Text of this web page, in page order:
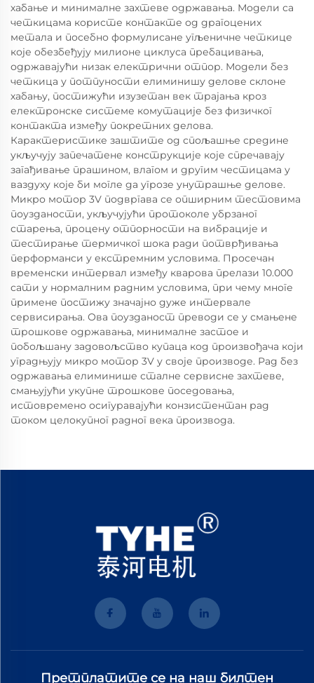
хабање и минималне захтеве одржавања. Модели са
четкицама користе контакте од драгоцених
метала и посебно формулисане угљеничне четкице
које обезбеђују милионе циклуса пребацивања,
одржавајући низак електрични отпор. Модели без
четкица у потпуности елиминишу делове склоне
хабању, постижући изузетан век трајања кроз
електронске системе комутације без физичког
контакта између покретних делова.
Карактеристике заштите од спољашње средине
укључују запечатене конструкције које спречавају
загађивање прашином, влагом и другим честицама у
ваздуху које би могле да угрозе унутрашње делове.
Микро мотор 3V подвргава се опширним тестовима
поузданости, укључујући протоколе убрзаног
старења, процену отпорности на вибрације и
тестирање термичког шока ради потврђивања
перформанси у екстремним условима. Просечан
временски интервал између кварова прелази 10.000
сати у нормалним радним условима, при чему многе
примене постижу значајно дуже интервале
сервисирања. Ова поузданост преводи се у смањене
трошкове одржавања, минималне застое и
побољшану задовољство купаца код произвођача који
уградњују микро мотор 3V у своје производе. Рад без
одржавања елиминише сталне сервисне захтеве,
смањујући укупне трошкове поседовања,
истовремено осигуравајући конзистентан рад
током целокупног радног века производа.
Претплатите се на наш билтен